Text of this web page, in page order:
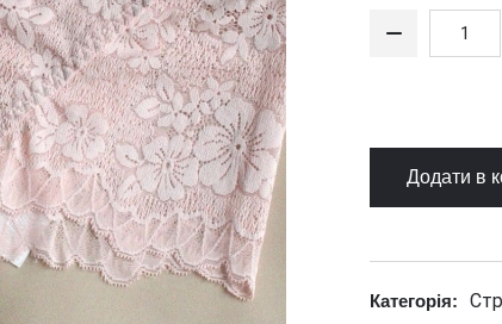
Додати в
Категорія: